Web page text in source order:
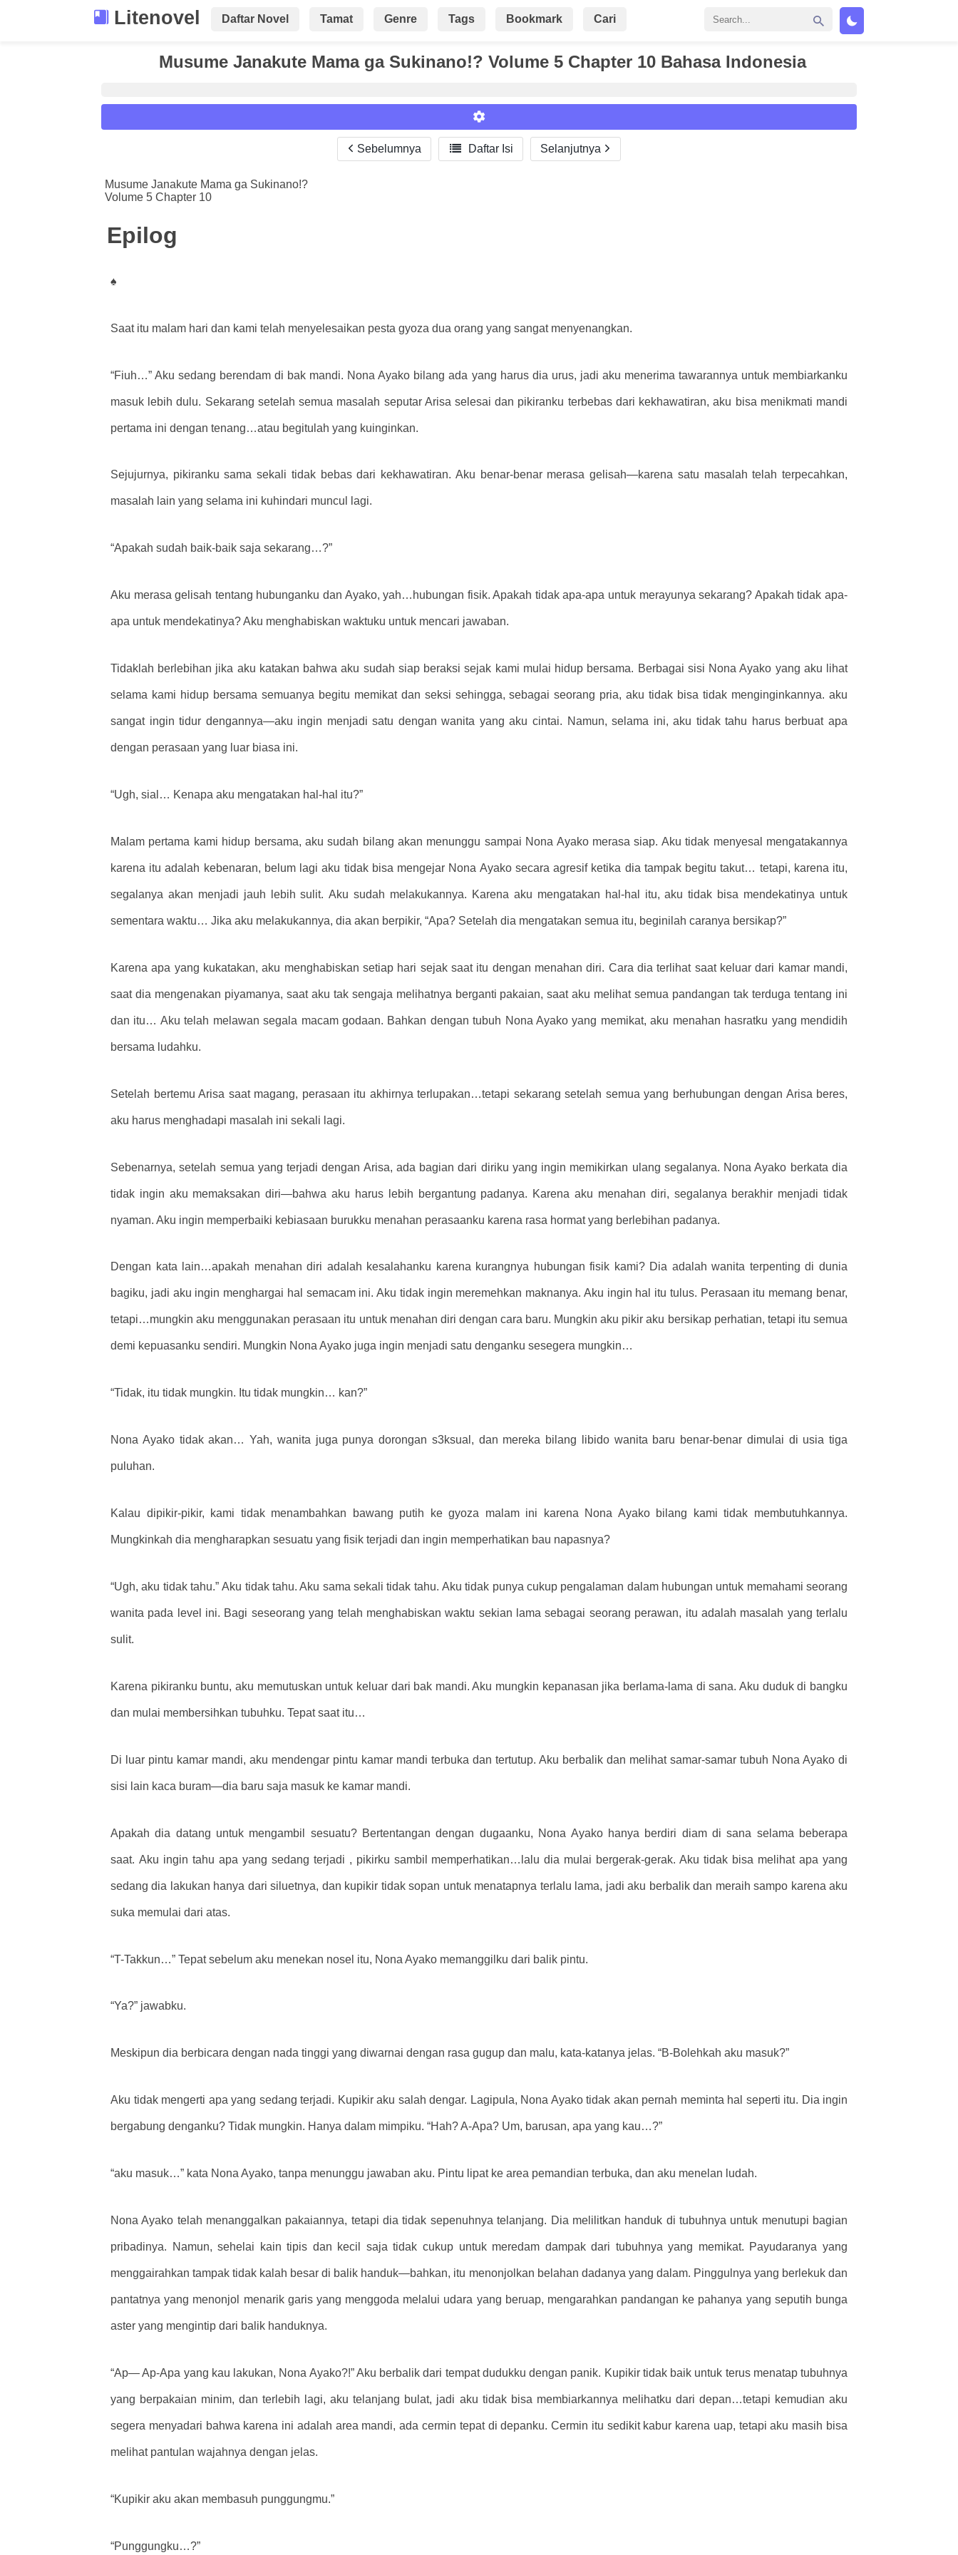
Litenovel Daftar Novel Tamat Genre Tags Bookmark Cari
Musume Janakute Mama ga Sukinano!? Volume 5 Chapter 10 Bahasa Indonesia
Font :
Titillium Web
Arial
Size :
A-
Sebelumnya  Daftar Isi Selanjutnya
Musume Janakute Mama ga Sukinano!?
Volume 5 Chapter 10
Epilog
♠
Saat itu malam hari dan kami telah menyelesaikan pesta gyoza dua orang yang sangat menyenangkan.
“Fiuh…” Aku sedang berendam di bak mandi. Nona Ayako bilang ada yang harus dia urus, jadi aku menerima tawarannya untuk membiarkanku
masuk lebih dulu. Sekarang setelah semua masalah seputar Arisa selesai dan pikiranku terbebas dari kekhawatiran, aku bisa menikmati mandi
pertama ini dengan tenang…atau begitulah yang kuinginkan.
Sejujurnya, pikiranku sama sekali tidak bebas dari kekhawatiran. Aku benar-benar merasa gelisah—karena satu masalah telah terpecahkan,
masalah lain yang selama ini kuhindari muncul lagi.
“Apakah sudah baik-baik saja sekarang…?”
Aku merasa gelisah tentang hubunganku dan Ayako, yah…hubungan fisik. Apakah tidak apa-apa untuk merayunya sekarang? Apakah tidak apa-
apa untuk mendekatinya? Aku menghabiskan waktuku untuk mencari jawaban.
Tidaklah berlebihan jika aku katakan bahwa aku sudah siap beraksi sejak kami mulai hidup bersama. Berbagai sisi Nona Ayako yang aku lihat
selama kami hidup bersama semuanya begitu memikat dan seksi sehingga, sebagai seorang pria, aku tidak bisa tidak menginginkannya. aku
sangat ingin tidur dengannya—aku ingin menjadi satu dengan wanita yang aku cintai. Namun, selama ini, aku tidak tahu harus berbuat apa
dengan perasaan yang luar biasa ini.
“Ugh, sial… Kenapa aku mengatakan hal-hal itu?”
Malam pertama kami hidup bersama, aku sudah bilang akan menunggu sampai Nona Ayako merasa siap. Aku tidak menyesal mengatakannya
karena itu adalah kebenaran, belum lagi aku tidak bisa mengejar Nona Ayako secara agresif ketika dia tampak begitu takut… tetapi, karena itu,
segalanya akan menjadi jauh lebih sulit. Aku sudah melakukannya. Karena aku mengatakan hal-hal itu, aku tidak bisa mendekatinya untuk
sementara waktu… Jika aku melakukannya, dia akan berpikir, “Apa? Setelah dia mengatakan semua itu, beginilah caranya bersikap?”
Karena apa yang kukatakan, aku menghabiskan setiap hari sejak saat itu dengan menahan diri. Cara dia terlihat saat keluar dari kamar mandi,
saat dia mengenakan piyamanya, saat aku tak sengaja melihatnya berganti pakaian, saat aku melihat semua pandangan tak terduga tentang ini
dan itu… Aku telah melawan segala macam godaan. Bahkan dengan tubuh Nona Ayako yang memikat, aku menahan hasratku yang mendidih
bersama ludahku.
Setelah bertemu Arisa saat magang, perasaan itu akhirnya terlupakan…tetapi sekarang setelah semua yang berhubungan dengan Arisa beres,
aku harus menghadapi masalah ini sekali lagi.
Sebenarnya, setelah semua yang terjadi dengan Arisa, ada bagian dari diriku yang ingin memikirkan ulang segalanya. Nona Ayako berkata dia
tidak ingin aku memaksakan diri—bahwa aku harus lebih bergantung padanya. Karena aku menahan diri, segalanya berakhir menjadi tidak
nyaman. Aku ingin memperbaiki kebiasaan burukku menahan perasaanku karena rasa hormat yang berlebihan padanya.
Dengan kata lain…apakah menahan diri adalah kesalahanku karena kurangnya hubungan fisik kami? Dia adalah wanita terpenting di dunia
bagiku, jadi aku ingin menghargai hal semacam ini. Aku tidak ingin meremehkan maknanya. Aku ingin hal itu tulus. Perasaan itu memang benar,
tetapi…mungkin aku menggunakan perasaan itu untuk menahan diri dengan cara baru. Mungkin aku pikir aku bersikap perhatian, tetapi itu semua
demi kepuasanku sendiri. Mungkin Nona Ayako juga ingin menjadi satu denganku sesegera mungkin…
“Tidak, itu tidak mungkin. Itu tidak mungkin… kan?”
Nona Ayako tidak akan… Yah, wanita juga punya dorongan s3ksual, dan mereka bilang libido wanita baru benar-benar dimulai di usia tiga
puluhan.
Kalau dipikir-pikir, kami tidak menambahkan bawang putih ke gyoza malam ini karena Nona Ayako bilang kami tidak membutuhkannya.
Mungkinkah dia mengharapkan sesuatu yang fisik terjadi dan ingin memperhatikan bau napasnya?
“Ugh, aku tidak tahu.” Aku tidak tahu. Aku sama sekali tidak tahu. Aku tidak punya cukup pengalaman dalam hubungan untuk memahami seorang
wanita pada level ini. Bagi seseorang yang telah menghabiskan waktu sekian lama sebagai seorang perawan, itu adalah masalah yang terlalu
sulit.
Karena pikiranku buntu, aku memutuskan untuk keluar dari bak mandi. Aku mungkin kepanasan jika berlama-lama di sana. Aku duduk di bangku
dan mulai membersihkan tubuhku. Tepat saat itu…
Di luar pintu kamar mandi, aku mendengar pintu kamar mandi terbuka dan tertutup. Aku berbalik dan melihat samar-samar tubuh Nona Ayako di
sisi lain kaca buram—dia baru saja masuk ke kamar mandi.
Apakah dia datang untuk mengambil sesuatu? Bertentangan dengan dugaanku, Nona Ayako hanya berdiri diam di sana selama beberapa
saat. Aku ingin tahu apa yang sedang terjadi , pikirku sambil memperhatikan…lalu dia mulai bergerak-gerak. Aku tidak bisa melihat apa yang
sedang dia lakukan hanya dari siluetnya, dan kupikir tidak sopan untuk menatapnya terlalu lama, jadi aku berbalik dan meraih sampo karena aku
suka memulai dari atas.
“T-Takkun…” Tepat sebelum aku menekan nosel itu, Nona Ayako memanggilku dari balik pintu.
“Ya?” jawabku.
Meskipun dia berbicara dengan nada tinggi yang diwarnai dengan rasa gugup dan malu, kata-katanya jelas. “B-Bolehkah aku masuk?”
Aku tidak mengerti apa yang sedang terjadi. Kupikir aku salah dengar. Lagipula, Nona Ayako tidak akan pernah meminta hal seperti itu. Dia ingin
bergabung denganku? Tidak mungkin. Hanya dalam mimpiku. “Hah? A-Apa? Um, barusan, apa yang kau…?”
“aku masuk…” kata Nona Ayako, tanpa menunggu jawaban aku. Pintu lipat ke area pemandian terbuka, dan aku menelan ludah.
Nona Ayako telah menanggalkan pakaiannya, tetapi dia tidak sepenuhnya telanjang. Dia melilitkan handuk di tubuhnya untuk menutupi bagian
pribadinya. Namun, sehelai kain tipis dan kecil saja tidak cukup untuk meredam dampak dari tubuhnya yang memikat. Payudaranya yang
menggairahkan tampak tidak kalah besar di balik handuk—bahkan, itu menonjolkan belahan dadanya yang dalam. Pinggulnya yang berlekuk dan
pantatnya yang menonjol menarik garis yang menggoda melalui udara yang beruap, mengarahkan pandangan ke pahanya yang seputih bunga
aster yang mengintip dari balik handuknya.
“Ap— Ap-Apa yang kau lakukan, Nona Ayako?!” Aku berbalik dari tempat dudukku dengan panik. Kupikir tidak baik untuk terus menatap tubuhnya
yang berpakaian minim, dan terlebih lagi, aku telanjang bulat, jadi aku tidak bisa membiarkannya melihatku dari depan…tetapi kemudian aku
segera menyadari bahwa karena ini adalah area mandi, ada cermin tepat di depanku. Cermin itu sedikit kabur karena uap, tetapi aku masih bisa
melihat pantulan wajahnya dengan jelas.
“Kupikir aku akan membasuh punggungmu.”
“Punggungku…?”